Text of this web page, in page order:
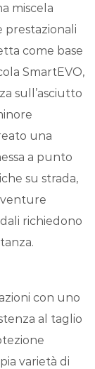
miscela
prestazionali
come base
SmartEVO,
sull’asciutto
una
a punto
su strada,
richiedono
con uno
al taglio
varietà di